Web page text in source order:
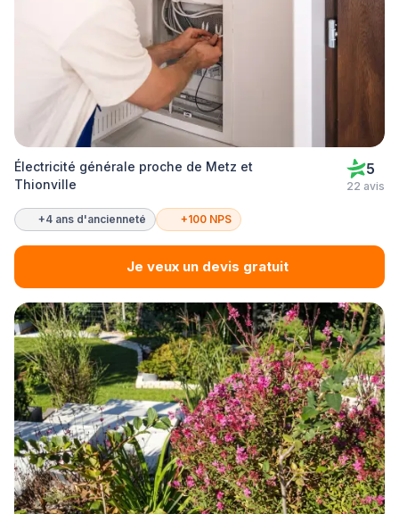
Électricité générale proche de Metz et
Thionville
5
22 avis
+4 ans d'ancienneté +100 NPS
Je veux un devis gratuit